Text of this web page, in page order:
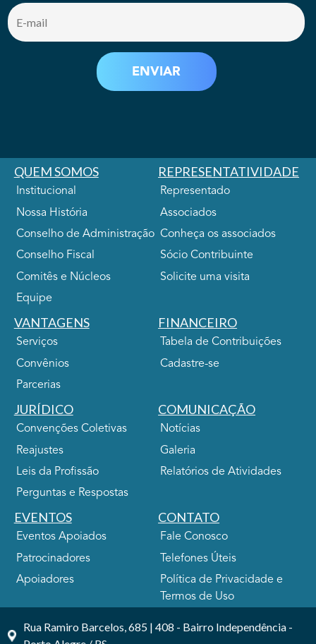
QUEM SOMOS
Institucional
Nossa História
Conselho de Administração
Conselho Fiscal
Comitês e Núcleos
Equipe
REPRESENTATIVIDADE
Representado
Associados
Conheça os associados
Sócio Contribuinte
Solicite uma visita
VANTAGENS
Serviços
Convênios
Parcerias
FINANCEIRO
Tabela de Contribuições
Cadastre-se
JURÍDICO
Convenções Coletivas
Reajustes
Leis da Profissão
Perguntas e Respostas
COMUNICAÇÃO
Notícias
Galeria
Relatórios de Atividades
EVENTOS
Eventos Apoiados
Patrocinadores
Apoiadores
CONTATO
Fale Conosco
Telefones Úteis
Política de Privacidade e
Termos de Uso
Rua Ramiro Barcelos, 685 | 408 - Bairro Independência -